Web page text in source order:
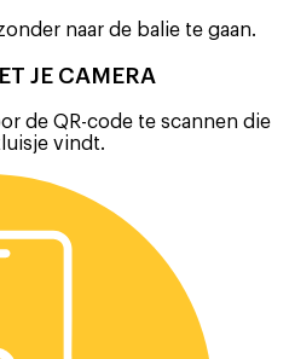
naar de balie te gaan.
JE CAMERA
de QR-code te scannen die
vindt.